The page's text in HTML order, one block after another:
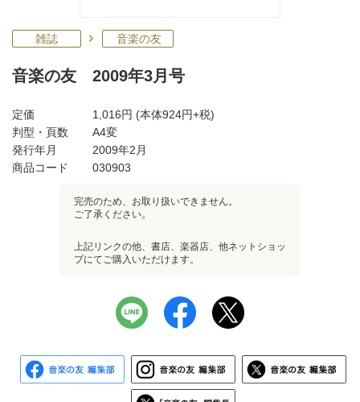
雑誌 音楽の友
音楽の友 2009年3月号
定価 1,016円 (本体924円+税)
判型・頁数
A4変
発行年月
2009年2月
商品コード
030903
完売のため、お取り扱いできません。
ご了承ください。
上記リンクの他、書店、楽器店、他ネットショッ
プにてご購入いただけます。